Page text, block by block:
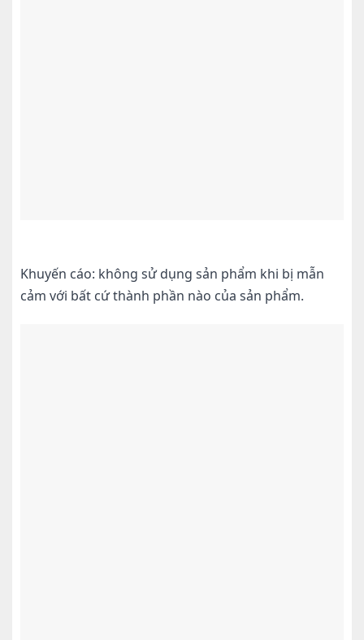
Khuyến cáo: không sử dụng sản phẩm khi bị mẫn
cảm với bất cứ thành phần nào của sản phẩm.